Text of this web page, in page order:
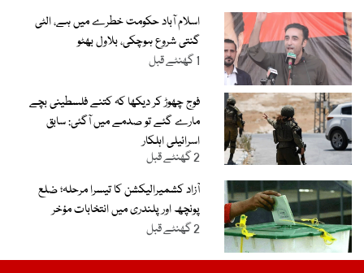
اسلام آباد حکومت خطرے میں ہے، الٹی
گنتی شروع ہوچکی، بلاول بھٹو
1 گھنٹے قبل
فوج چھوڑ کر دیکھا کہ کتنے فلسطینی بچے
مارے گئے تو صدمے میں آگئی: سابق
اسرائیلی اہلکار
2 گھنٹے قبل
آزاد کشمیرالیکشن کا تیسرا مرحلہ؛ ضلع
پونچھ اور پلندری میں انتخابات مؤخر
2 گھنٹے قبل